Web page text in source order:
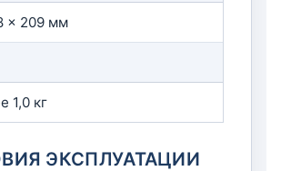
× 209 мм
1,0 кг
ЭКСПЛУАТАЦИИ